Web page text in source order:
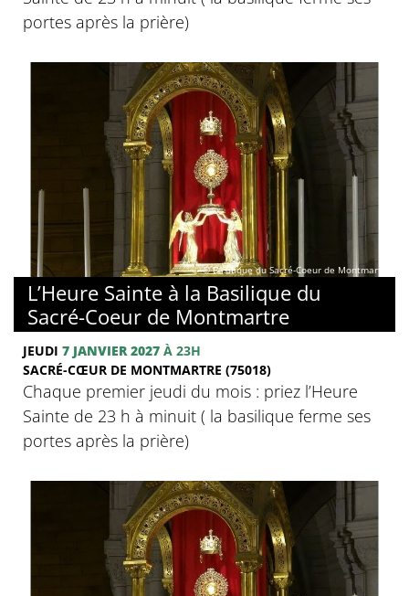
portes après la prière)
© Basilique du Sacré-Coeur de Montmartre
L’Heure Sainte à la Basilique du
Sacré-Coeur de Montmartre
JEUDI 7 JANVIER 2027 À 23H
SACRÉ-CŒUR DE MONTMARTRE (75018)
Chaque premier jeudi du mois : priez l’Heure
Sainte de 23 h à minuit ( la basilique ferme ses
portes après la prière)